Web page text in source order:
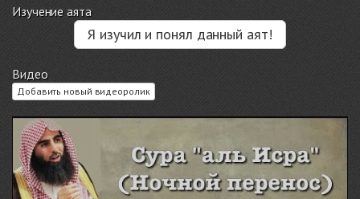
Изучение аята
Я изучил и понял данный аят!
Видео
Добавить новый видеоролик